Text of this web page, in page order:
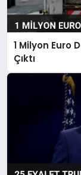
1 Milyon Euro
Çıktı